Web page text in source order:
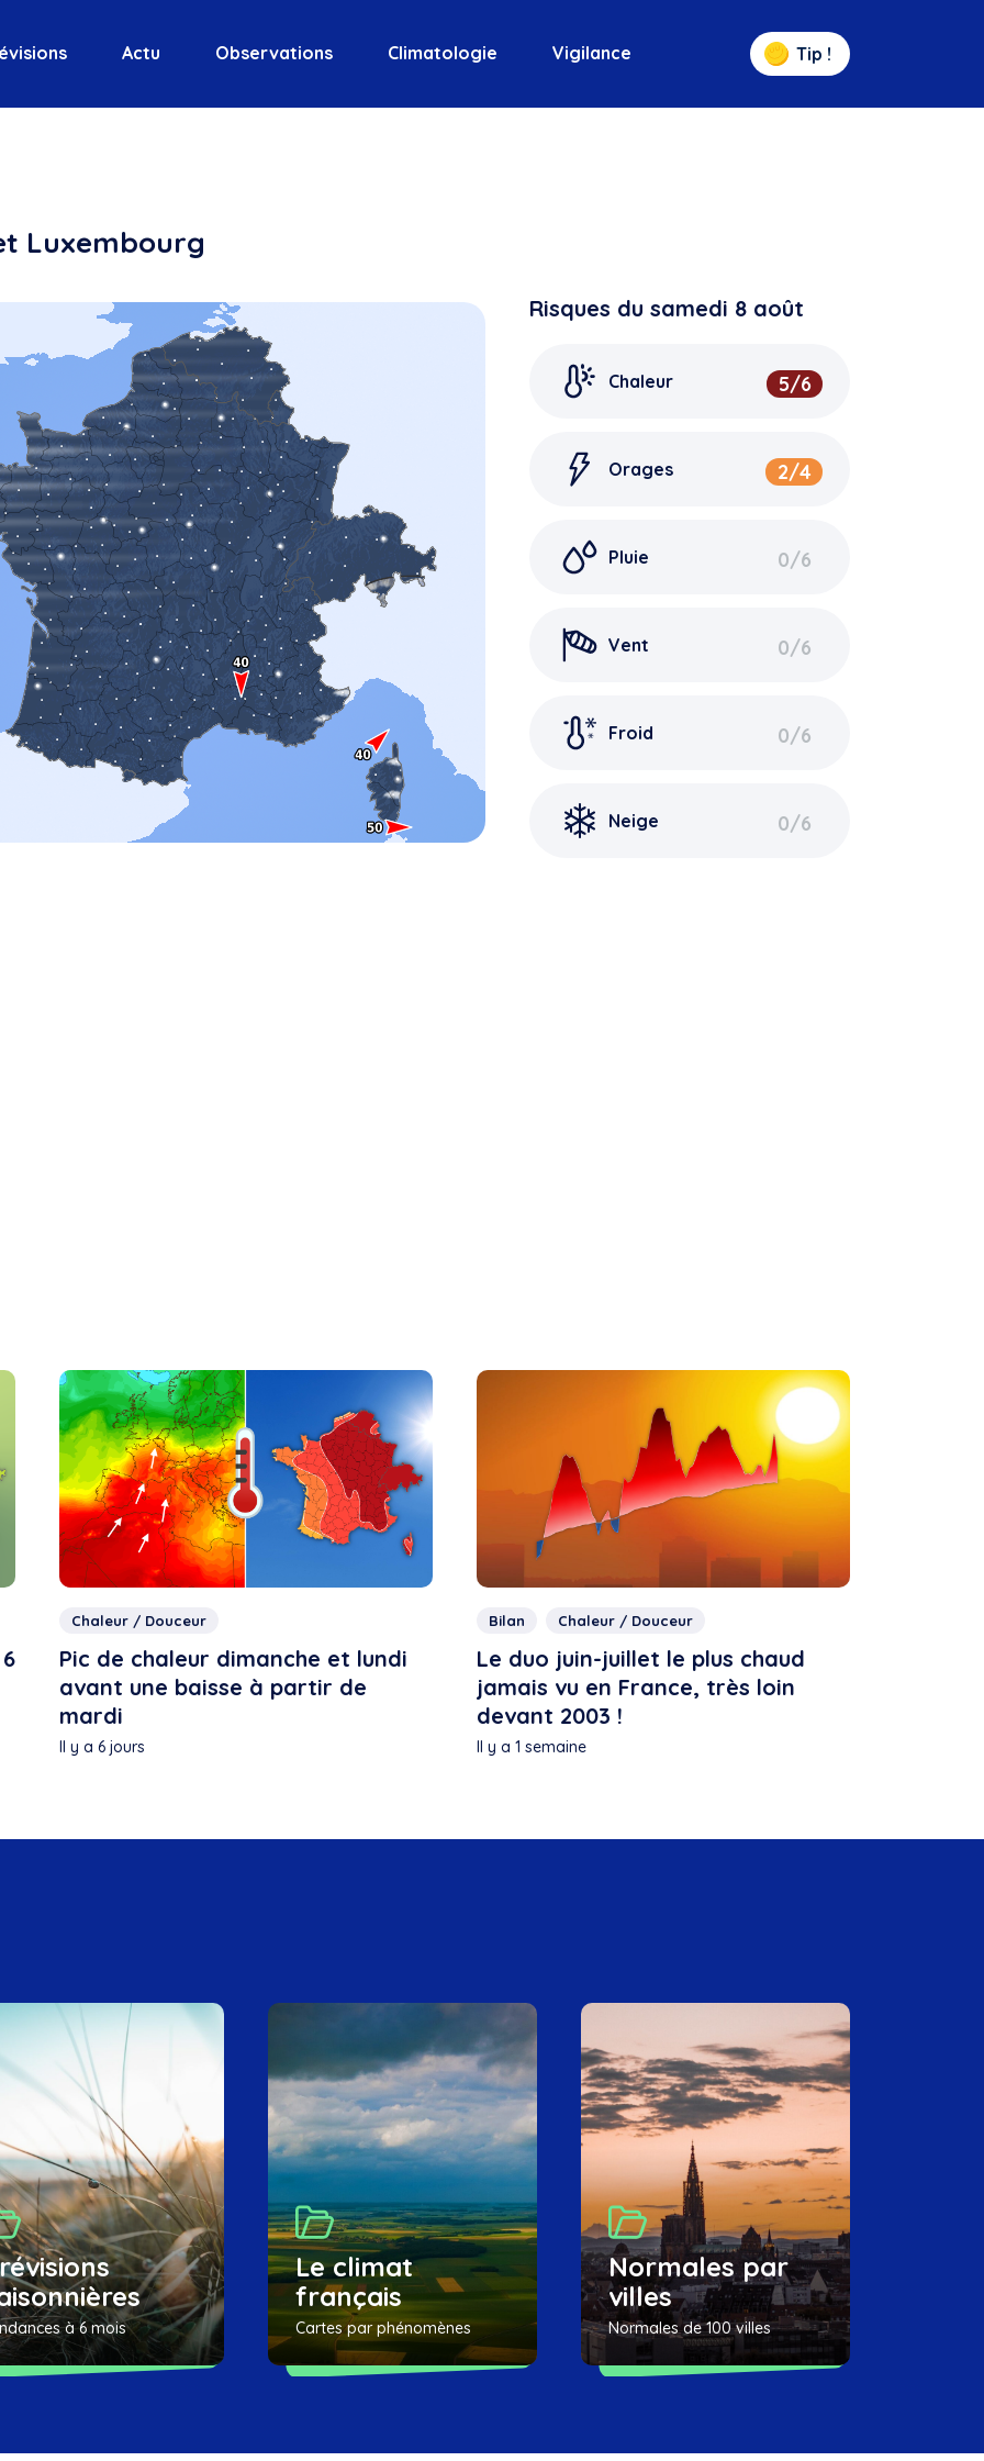
Actu Observations Climatologie Vigilance Tip !
Luxembourg
Risques du samedi 8 août
Chaleur 5/6
Orages 2/4
Pluie 0/6
Vent 0/6
Froid 0/6
Neige 0/6
Chaleur / Douceur
Pic de chaleur dimanche et lundi
avant une baisse à partir de
mardi
Il y a 6 jours
Bilan Chaleur / Douceur
Le duo juin-juillet le plus chaud
jamais vu en France, très loin
devant 2003 !
Il y a 1 semaine
à 6 mois
Le climat
français
Cartes par phénomènes
Normales par
villes
Normales de 100 villes